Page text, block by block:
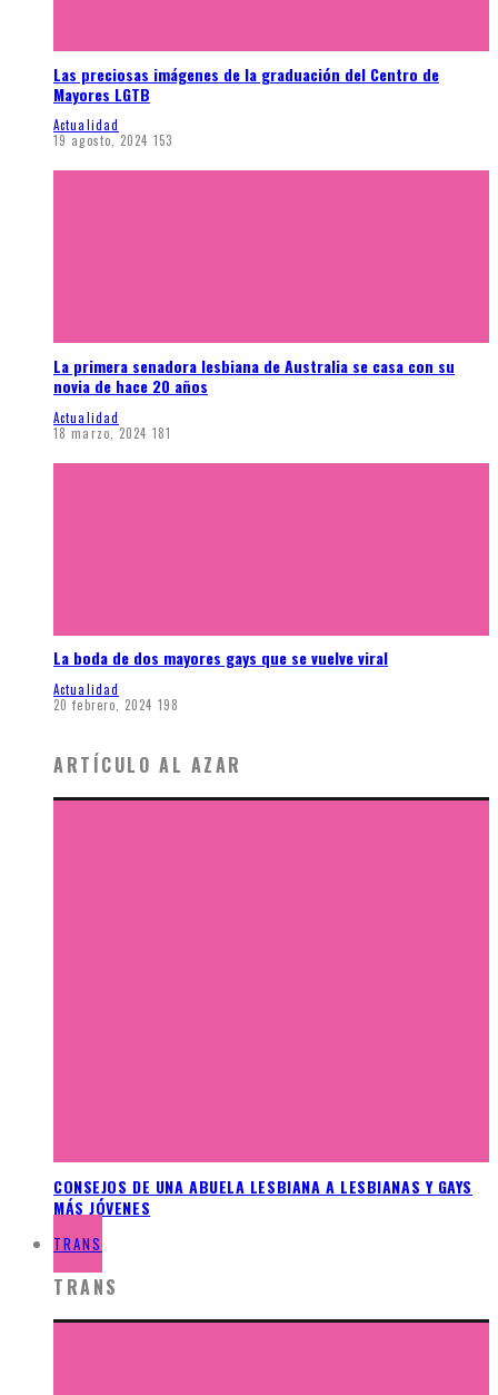
Las preciosas imágenes de la graduación del Centro de
Mayores LGTB
Actualidad
19 agosto, 2024 153
La primera senadora lesbiana de Australia se casa con su
novia de hace 20 años
Actualidad
18 marzo, 2024 181
La boda de dos mayores gays que se vuelve viral
Actualidad
20 febrero, 2024 198
ARTÍCULO AL AZAR
CONSEJOS DE UNA ABUELA LESBIANA A LESBIANAS Y GAYS
MÁS JÓVENES
TRANS
TRANS